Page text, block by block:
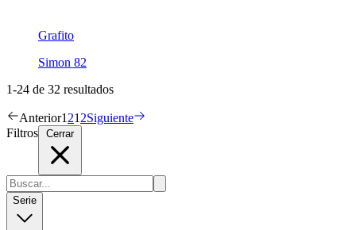
Grafito
Simon 82
1-24 de 32 resultados
Anterior1212Siguiente
Filtros
Cerrar
Serie